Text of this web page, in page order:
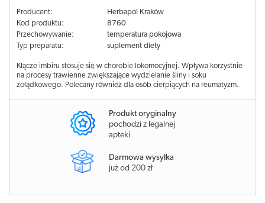
Producent:
Herbapol Kraków
Kod produktu:
8760
Przechowywanie:
temperatura pokojowa
Typ preparatu:
suplement diety
Kłącze imbiru stosuje się w chorobie lokomocyjnej. Wpływa korzystnie
na procesy trawienne zwiększające wydzielanie śliny i soku
żołądkowego. Polecany również dla osób cierpiących na reumatyzm.
Produkt oryginalny
pochodzi z legalnej
apteki
Darmowa wysyłka
już od 200 zł